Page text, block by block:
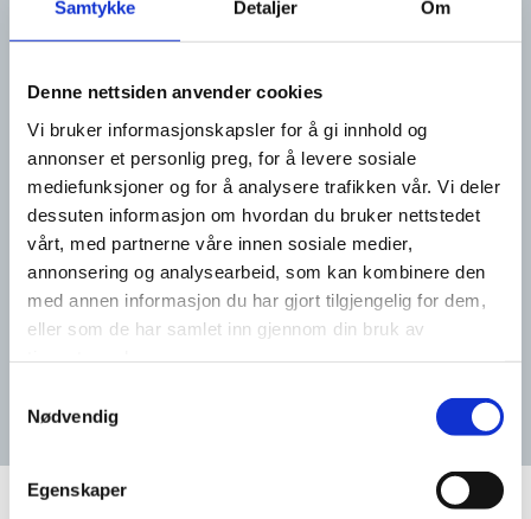
Samtykke Detaljer Om
Denne nettsiden anvender cookies
Vi bruker informasjonskapsler for å gi innhold og
annonser et personlig preg, for å levere sosiale
mediefunksjoner og for å analysere trafikken vår. Vi deler
dessuten informasjon om hvordan du bruker nettstedet
vårt, med partnerne våre innen sosiale medier,
annonsering og analysearbeid, som kan kombinere den
med annen informasjon du har gjort tilgjengelig for dem,
eller som de har samlet inn gjennom din bruk av
Nødvendig
Egenskaper